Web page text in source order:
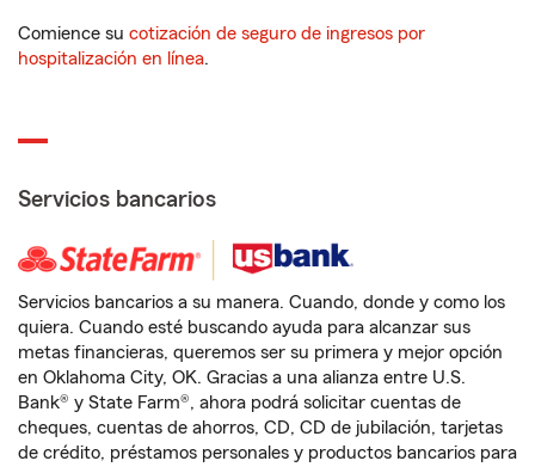
Comience su cotización de seguro de ingresos por
hospitalización en línea.
Servicios bancarios
Servicios bancarios a su manera. Cuando, donde y como los
quiera. Cuando esté buscando ayuda para alcanzar sus
metas financieras, queremos ser su primera y mejor opción
en Oklahoma City, OK. Gracias a una alianza entre U.S.
Bank® y State Farm®, ahora podrá solicitar cuentas de
cheques, cuentas de ahorros, CD, CD de jubilación, tarjetas
de crédito, préstamos personales y productos bancarios para